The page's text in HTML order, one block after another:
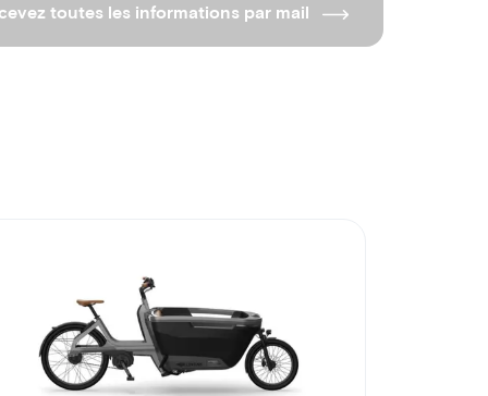
toutes les informations par mail